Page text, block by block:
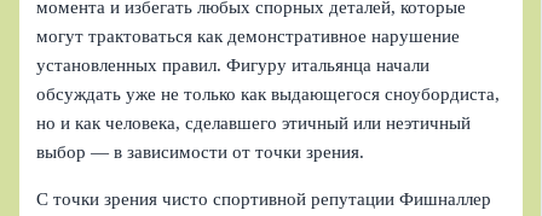
момента и избегать любых спорных деталей, которые
могут трактоваться как демонстративное нарушение
установленных правил. Фигуру итальянца начали
обсуждать уже не только как выдающегося сноубордиста,
но и как человека, сделавшего этичный или неэтичный
выбор — в зависимости от точки зрения.
С точки зрения чисто спортивной репутации Фишналлер